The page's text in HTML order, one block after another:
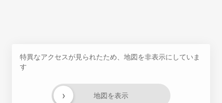
特異なアクセスが見られたため、地図を非表示にしていま
す
地図を表示
›